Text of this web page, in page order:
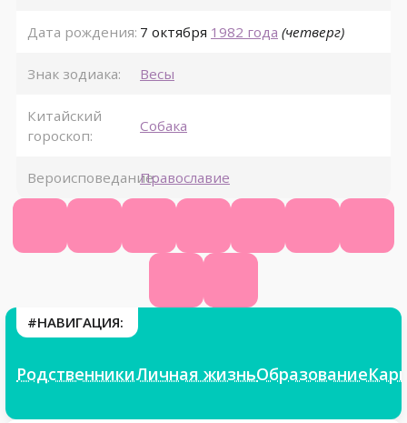
Дата рождения: 7 октября 1982 года (четверг)
Знак зодиака: Весы
Китайский
гороскоп:
Собака
Вероисповедание:Православие
#НАВИГАЦИЯ:
РодственникиЛичная жизньОбразование